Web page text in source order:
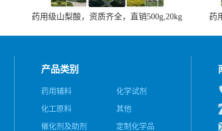
药用级山梨酸，资质齐全，直销500g,20kg 药
产品类别
药用辅料
化学试剂
化工原料
其他
催化剂及助剂
定制化学品